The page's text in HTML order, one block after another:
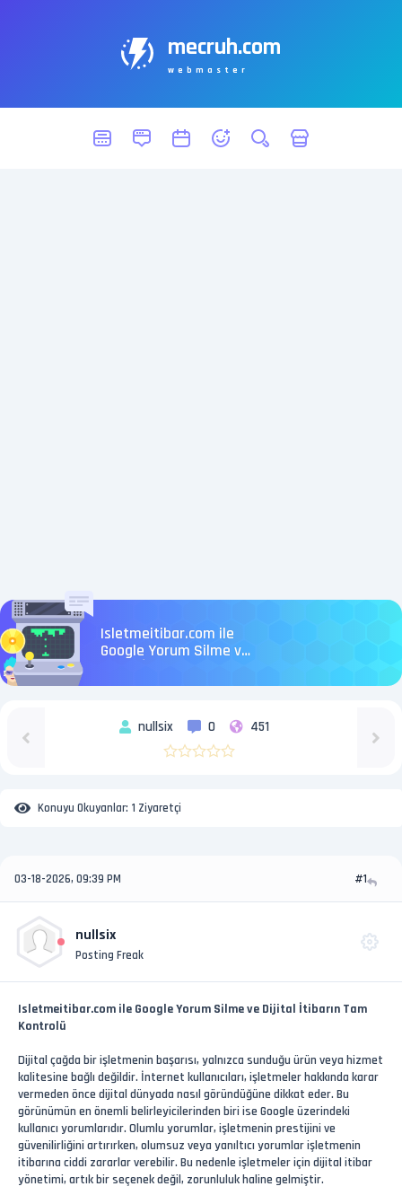
mecruh.com
webmaster
Isletmeitibar.com ile
Google Yorum Silme ve
Kontrolü
nullsix 0 451
Konuyu Okuyanlar: 1 Ziyaretçi
03-18-2026, 09:39 PM #1
nullsix
Posting Freak
Isletmeitibar.com ile Google Yorum Silme ve Dijital İtibarın Tam
Kontrolü
Dijital çağda bir işletmenin başarısı, yalnızca sunduğu ürün veya hizmet
kalitesine bağlı değildir. İnternet kullanıcıları, işletmeler hakkında karar
vermeden önce dijital dünyada nasıl göründüğüne dikkat eder. Bu
görünümün en önemli belirleyicilerinden biri ise Google üzerindeki
kullanıcı yorumlarıdır. Olumlu yorumlar, işletmenin prestijini ve
güvenilirliğini artırırken, olumsuz veya yanıltıcı yorumlar işletmenin
itibarına ciddi zararlar verebilir. Bu nedenle işletmeler için dijital itibar
yönetimi, artık bir seçenek değil, zorunluluk haline gelmiştir.